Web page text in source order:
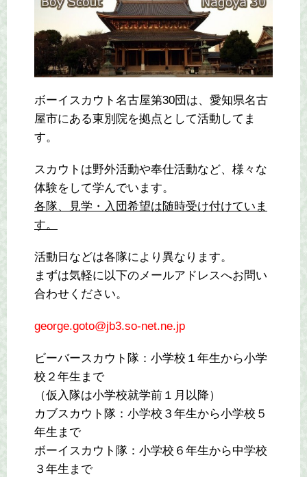
ボーイスカウト名古屋第30団は、愛知県名古
屋市にある東別院を拠点として活動してま
す。
スカウトは野外活動や奉仕活動など、様々な
体験をして学んでいます。
各隊、見学・入団希望は随時受け付けていま
す。
活動日などは各隊により異なります。
まずは気軽に以下のメールアドレスへお問い
合わせください。
george.goto@jb3.so-net.ne.jp
ビーバースカウト隊：小学校１年生から小学
校２年生まで
（仮入隊は小学校就学前１月以降）
カブスカウト隊：小学校３年生から小学校５
年生まで
ボーイスカウト隊：小学校６年生から中学校
３年生まで